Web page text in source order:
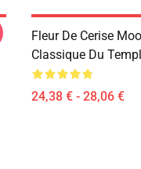
Fleur De Cerise
Classique Du
24,38 € - 28,06 €